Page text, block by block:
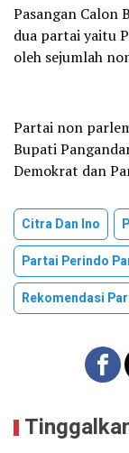
Pasangan Calon
dua partai yaitu
oleh sejumlah
Partai non
Bupati
Demokrat dan
Citra Dan Ino
Partai Perindo
Rekomendasi